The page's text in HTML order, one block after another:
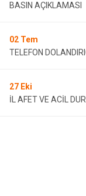
BASIN AÇIKLAMASI
02 Tem
TELEFON
27 Eki
İL AFET VE ACİL